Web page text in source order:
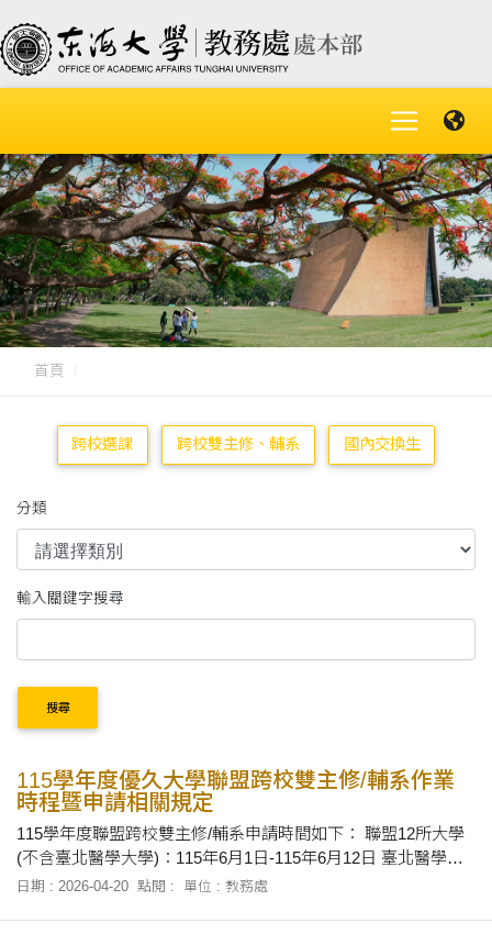
首頁
跨校選課 跨校雙主修、輔系 國內交換生
分類
輸入關鍵字搜尋
搜尋
115學年度優久大學聯盟跨校雙主修/輔系作業
時程暨申請相關規定
115學年度聯盟跨校雙主修/輔系申請時間如下： 聯盟12所大學
(不含臺北醫學大學)：115年6月1日-115年6月12日 臺北醫學大
學：115年8月3日-115年8月14日 更多詳細資訊請至本校跨領域
日期 : 2026-04-20 點閱 : 單位 : 教務處